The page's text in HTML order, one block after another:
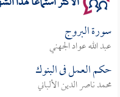
سورة البروج
عبد الله عواد الجهني
حكم العمل فى البنوك
محمد ناصر الدين الألباني